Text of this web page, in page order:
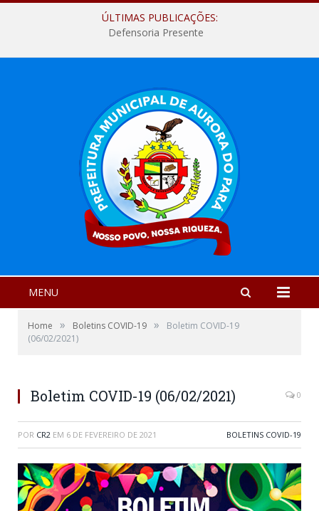
ÚLTIMAS PUBLICAÇÕES:
Defensoria Presente
MENU
Home » Boletins COVID-19 »
Boletim COVID-19
(06/02/2021)
Boletim COVID-19 (06/02/2021) 0
POR CR2 EM 6 DE FEVEREIRO DE 2021 BOLETINS COVID-19